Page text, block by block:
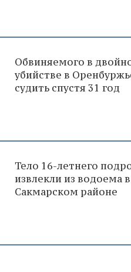
Обвиняемого в
убийстве в
судить спустя 31 год
Тело 16-летнего
извлекли из водоема в
Сакмарском районе